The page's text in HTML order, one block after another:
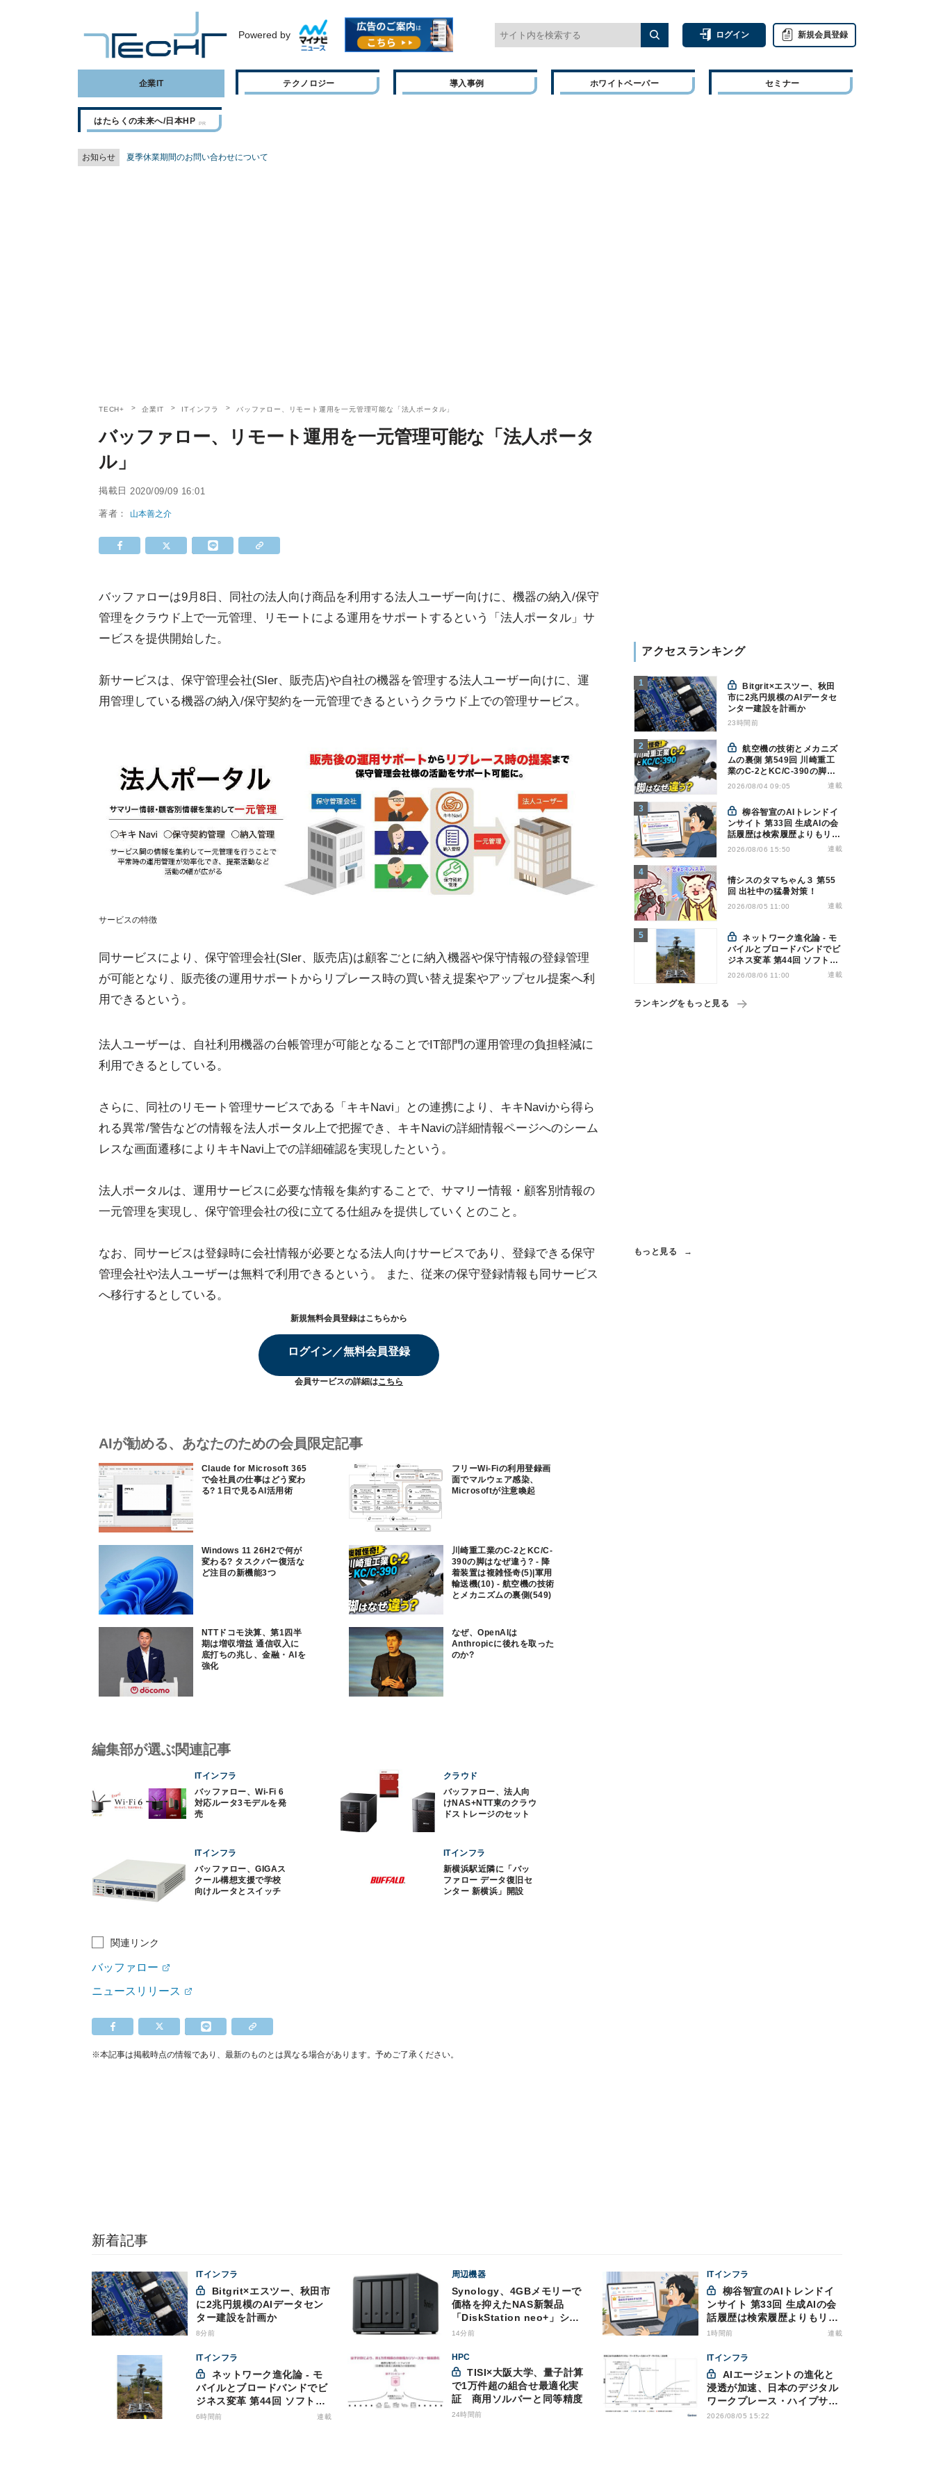
Powered by ログイン 新規会員登録
企業IT テクノロジー 導入事例 ホワイトペーパー セミナー
はたらくの未来へ/日本HP
お知らせ 夏季休業期間のお問い合わせについて
TECH+ 企業IT ITインフラ バッファロー、リモート運用を一元管理可能な「法人ポータル」
バッファロー、リモート運用を一元管理可能な「法人ポータ
ル」
掲載日 2020/09/09 16:01
著者： 山本善之介
バッファローは9月8日、同社の法人向け商品を利用する法人ユーザー向けに、機器の納入/保守
管理をクラウド上で一元管理、リモートによる運用をサポートするという「法人ポータル」サ
ービスを提供開始した。
新サービスは、保守管理会社(SIer、販売店)や自社の機器を管理する法人ユーザー向けに、運
用管理している機器の納入/保守契約を一元管理できるというクラウド上での管理サービス。
サービスの特徴
同サービスにより、保守管理会社(SIer、販売店)は顧客ごとに納入機器や保守情報の登録管理
が可能となり、販売後の運用サポートからリプレース時の買い替え提案やアップセル提案へ利
用できるという。
法人ユーザーは、自社利用機器の台帳管理が可能となることでIT部門の運用管理の負担軽減に
利用できるとしている。
さらに、同社のリモート管理サービスである「キキNavi」との連携により、キキNaviから得ら
れる異常/警告などの情報を法人ポータル上で把握でき、キキNaviの詳細情報ページへのシーム
レスな画面遷移によりキキNavi上での詳細確認を実現したという。
法人ポータルは、運用サービスに必要な情報を集約することで、サマリー情報・顧客別情報の
一元管理を実現し、保守管理会社の役に立てる仕組みを提供していくとのこと。
なお、同サービスは登録時に会社情報が必要となる法人向けサービスであり、登録できる保守
管理会社や法人ユーザーは無料で利用できるという。 また、従来の保守登録情報も同サービス
へ移行するとしている。
新規無料会員登録はこちらから
ログイン／無料会員登録
会員サービスの詳細はこちら
AIが勧める、あなたのための会員限定記事
Claude for Microsoft 365
で会社員の仕事はどう変わ
る? 1日で見るAI活用術
フリーWi-Fiの利用登録画
面でマルウェア感染、
Microsoftが注意喚起
Windows 11 26H2で何が
変わる? タスクバー復活な
ど注目の新機能3つ
川崎重工業のC-2とKC/C-
390の脚はなぜ違う? - 降
着装置は複雑怪奇(5)|軍用
輸送機(10) - 航空機の技術
とメカニズムの裏側(549)
NTTドコモ決算、第1四半
期は増収増益 通信収入に
底打ちの兆し、金融・AIを
強化
なぜ、OpenAIは
Anthropicに後れを取った
のか?
アクセスランキング
Bitgrit×エスツー、秋田
市に2兆円規模のAIデータセ
ンター建設を計画か
23時間前
航空機の技術とメカニズ
ムの裏側 第549回 川崎重工
業のC-2とKC/C-390の脚は
なぜ違う? - 降着装置は複雑
2026/08/04 09:05 連載
柳谷智宣のAIトレンドイ
ンサイト 第33回 生成AIの会
話履歴は検索履歴よりもリス
キー？今のうちに情報漏洩対
2026/08/06 15:50 連載
情シスのタマちゃん３ 第55
回 出社中の猛暑対策！
2026/08/05 11:00 連載
ネットワーク進化論 - モ
バイルとブロードバンドでビ
ジネス変革 第44回 ソフトバ
ンクが「HAPS」のプレ商用
2026/08/06 11:00 連載
ランキングをもっと見る
もっと見る
編集部が選ぶ関連記事
ITインフラ
バッファロー、Wi-Fi 6
対応ルータ3モデルを発
売
クラウド
バッファロー、法人向
けNAS+NTT東のクラウ
ドストレージのセット
ITインフラ
バッファロー、GIGAス
クール構想支援で学校
向けルータとスイッチ
ITインフラ
新横浜駅近隣に「バッ
ファロー データ復旧セ
ンター 新横浜」開設
関連リンク
バッファロー
ニュースリリース
※本記事は掲載時点の情報であり、最新のものとは異なる場合があります。予めご了承ください。
新着記事
ITインフラ
に2兆円規模のAIデータセン
ター建設を計画か
8分前
周辺機器
Synology、4GBメモリーで
価格を抑えたNAS新製品
「DiskStation neo+」シリ
ーズ
14分前
ITインフラ
ンサイト 第33回 生成AIの会
話履歴は検索履歴よりもリス
キー？今のうちに情報漏洩対
1時間前 連載
ITインフラ
バイルとブロードバンドでビ
ジネス変革 第44回 ソフトバ
ンクが「HAPS」のプレ商用
6時間前 連載
HPC
TISI×大阪大学、量子計算
で1万件超の組合せ最適化実
証 商用ソルバーと同等精度
24時間前
ITインフラ
浸透が加速、日本のデジタル
ワークプレース・ハイプサイ
クルをガートナーが発表
2026/08/05 15:22